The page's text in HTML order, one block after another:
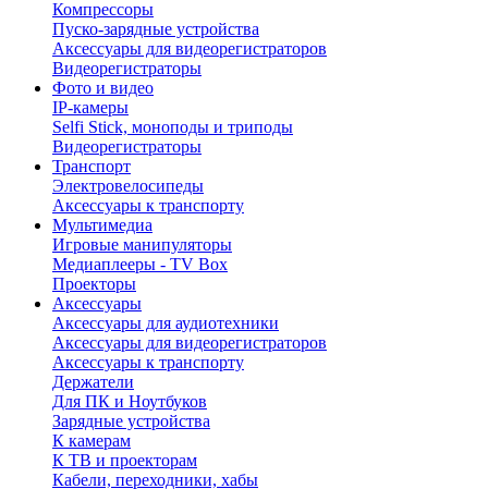
Компрессоры
Пуско-зарядные устройства
Аксессуары для видеорегистраторов
Видеорегистраторы
Фото и видео
IP-камеры
Selfi Stick, моноподы и триподы
Видеорегистраторы
Транспорт
Электровелосипеды
Аксессуары к транспорту
Мультимедиа
Игровые манипуляторы
Медиаплееры - TV Box
Проекторы
Аксессуары
Аксессуары для аудиотехники
Аксессуары для видеорегистраторов
Аксессуары к транспорту
Держатели
Для ПК и Ноутбуков
Зарядные устройства
К камерам
К ТВ и проекторам
Кабели, переходники, хабы